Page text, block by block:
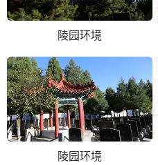
陵园环境
陵园环境